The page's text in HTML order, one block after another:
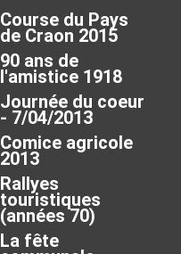
Course du Pays
de Craon 2015
90 ans de
l'amistice 1918
Journée du coeur
- 7/04/2013
Comice agricole
2013
Rallyes
touristiques
(années 70)
La fête